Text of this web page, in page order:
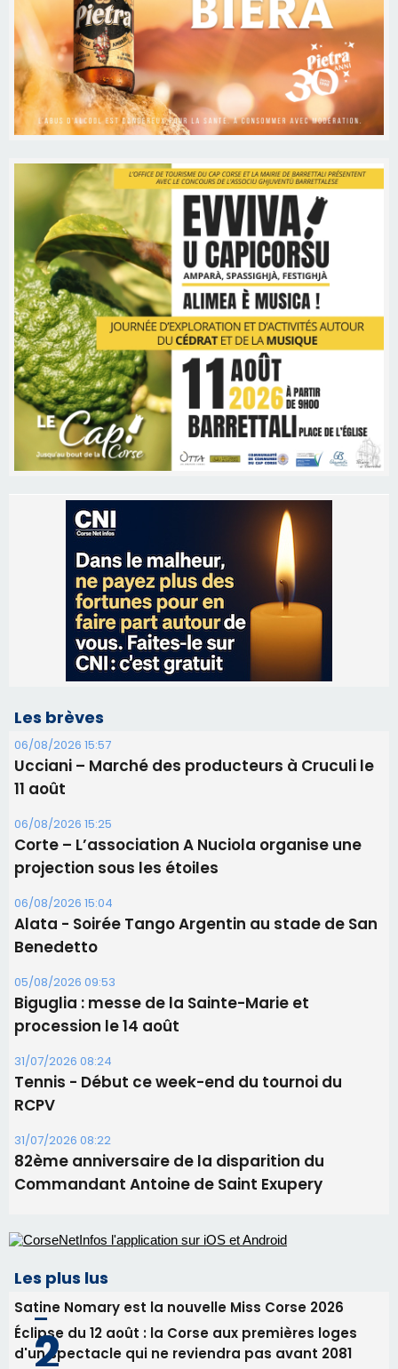
Les brèves
06/08/2026 15:57
Ucciani – Marché des producteurs à Cruculi le
11 août
06/08/2026 15:25
Corte – L’association A Nuciola organise une
projection sous les étoiles
06/08/2026 15:04
Alata - Soirée Tango Argentin au stade de San
Benedetto
05/08/2026 09:53
Biguglia : messe de la Sainte-Marie et
procession le 14 août
31/07/2026 08:24
Tennis - Début ce week-end du tournoi du
RCPV
31/07/2026 08:22
82ème anniversaire de la disparition du
Commandant Antoine de Saint Exupery
Les plus lus
Satine Nomary est la nouvelle Miss Corse 2026
Éclipse du 12 août : la Corse aux premières loges
d'un spectacle qui ne reviendra pas avant 2081